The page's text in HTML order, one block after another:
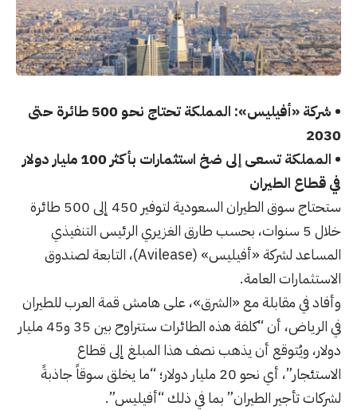
• شركة«أفيليس»
:
المملكة تحتاج نحو 500 طائرة حتى
2030
• المملكة تسعى إلى ضخ استثمارات بأكثر 100 مليار دولار
في قطاع الطيران
ستحتاج سوق الطيران السعودية لتوفير 450 إلى 500 طائرة
خلال 5 سنوات، بحسب طارق الغزيري الرئيس التنفيذي
المساعد لشركة«أفيليس»
(
Avilease
)، التابعة لصندوق
الاستثمارات العامة.
وأفاد في مقابلة مع «الشرق»، على هامش قمة العرب للطيران
في الرياض، أن “كلفة هذه الطائرات ستتراوح بين 35 و45 مليار
دولار، ويُتوقع أن يذهب نصف هذا المبلغ إلى قطاع
الاستئجار”، أي نحو 20 مليار دولار؛ “ما يخلق سوقاً جاذبةً
لشركات تأجير الطيران” بما في ذلك “أفيليس”.